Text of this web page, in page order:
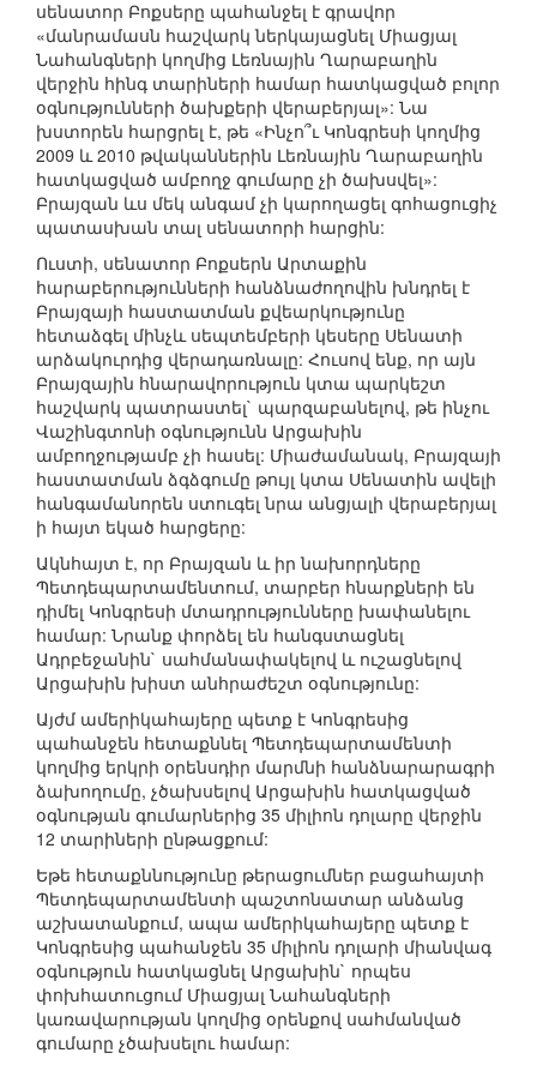
սենատոր Բոքսերը պահանջել է գրավոր
«մանրամասն հաշվարկ ներկայացնել Միացյալ
Նահանգների կողմից Լեռնային Ղարաբաղին
վերջին հինգ տարիների համար հատկացված բոլոր
օգնությունների ծախքերի վերաբերյալ»: Նա
խստորեն հարցրել է, թե «Ինչո՞ւ Կոնգրեսի կողմից
2009 և 2010 թվականներին Լեռնային Ղարաբաղին
հատկացված ամբողջ գումարը չի ծախսվել»:
Բրայզան ևս մեկ անգամ չի կարողացել գոհացուցիչ
պատասխան տալ սենատորի հարցին:
Ուստի, սենատոր Բոքսերն Արտաքին
հարաբերությունների հանձնաժողովին խնդրել է
Բրայզայի հաստատման քվեարկությունը
հետաձգել մինչև սեպտեմբերի կեսերը Սենատի
արձակուրդից վերադառնալը: Հուսով ենք, որ այն
Բրայզային հնարավորություն կտա պարկեշտ
հաշվարկ պատրաստել` պարզաբանելով, թե ինչու
Վաշինգտոնի օգնությունն Արցախին
ամբողջությամբ չի հասել: Միաժամանակ, Բրայզայի
հաստատման ձգձգումը թույլ կտա Սենատին ավելի
հանգամանորեն ստուգել նրա անցյալի վերաբերյալ
ի հայտ եկած հարցերը:
Ակնհայտ է, որ Բրայզան և իր նախորդները
Պետդեպարտամենտում, տարբեր հնարքների են
դիմել Կոնգրեսի մտադրությունները խափանելու
համար: Նրանք փորձել են հանգստացնել
Ադրբեջանին` սահմանափակելով և ուշացնելով
Արցախին խիստ անհրաժեշտ օգնությունը:
Այժմ ամերիկահայերը պետք է Կոնգրեսից
պահանջեն հետաքննել Պետդեպարտամենտի
կողմից երկրի օրենսդիր մարմնի հանձնարարագրի
ձախողումը, չծախսելով Արցախին հատկացված
օգնության գումարներից 35 միլիոն դոլարը վերջին
12 տարիների ընթացքում:
Եթե հետաքննությունը թերացումներ բացահայտի
Պետդեպարտամենտի պաշտոնատար անձանց
աշխատանքում, ապա ամերիկահայերը պետք է
Կոնգրեսից պահանջեն 35 միլիոն դոլարի միանվագ
օգնություն հատկացնել Արցախին` որպես
փոխհատուցում Միացյալ Նահանգների
կառավարության կողմից օրենքով սահմանված
գումարը չծախսելու համար: